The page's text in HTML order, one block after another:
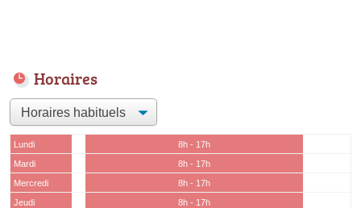
Horaires
Lundi
8h - 17h
Mardi
8h - 17h
Mercredi
8h - 17h
Jeudi
8h - 17h